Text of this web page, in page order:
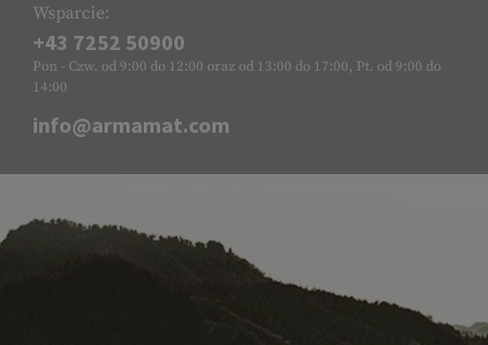
Wsparcie:
+43 7252 50900
Pon - Czw. od 9:00 do 12:00 oraz od 13:00 do 17:00, Pt. od 9:00 do
14:00
info@armamat.com